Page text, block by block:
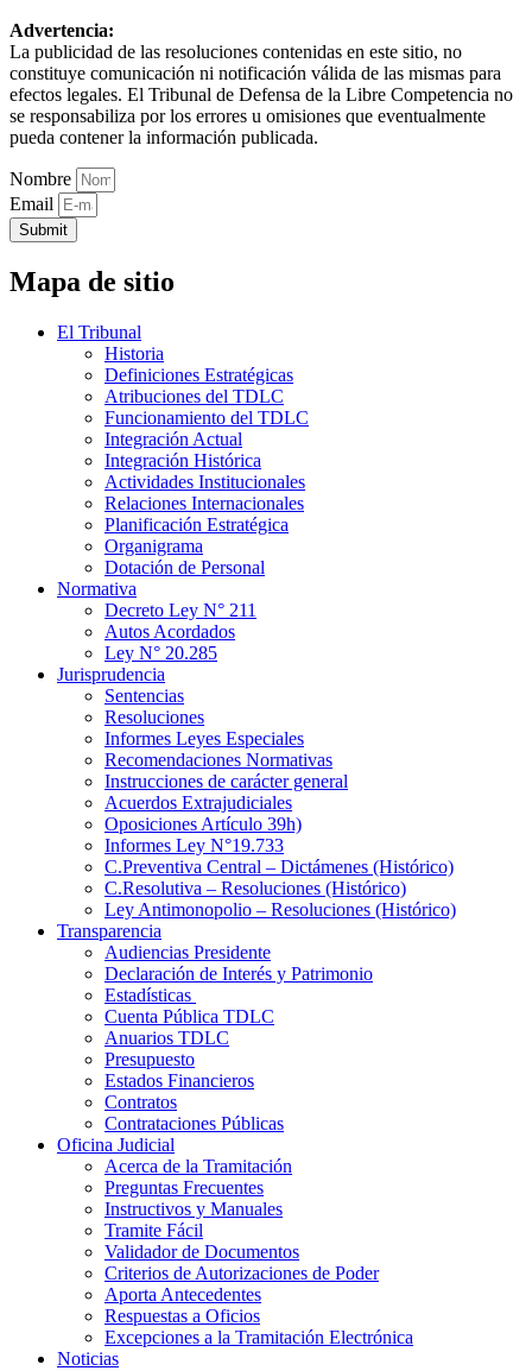
Advertencia:
La publicidad de las resoluciones contenidas en este sitio, no
constituye comunicación ni notificación válida de las mismas para
efectos legales. El Tribunal de Defensa de la Libre Competencia no
se responsabiliza por los errores u omisiones que eventualmente
pueda contener la información publicada.
Nombre
Email
Submit
Mapa de sitio
El Tribunal
Historia
Definiciones Estratégicas
Atribuciones del TDLC
Funcionamiento del TDLC
Integración Actual
Integración Histórica
Actividades Institucionales
Relaciones Internacionales
Planificación Estratégica
Organigrama
Dotación de Personal
Normativa
Decreto Ley N° 211
Autos Acordados
Ley N° 20.285
Jurisprudencia
Sentencias
Resoluciones
Informes Leyes Especiales
Recomendaciones Normativas
Instrucciones de carácter general
Acuerdos Extrajudiciales
Oposiciones Artículo 39h)
Informes Ley N°19.733
C.Preventiva Central – Dictámenes (Histórico)
C.Resolutiva – Resoluciones (Histórico)
Ley Antimonopolio – Resoluciones (Histórico)
Transparencia
Audiencias Presidente
Declaración de Interés y Patrimonio
Estadísticas
Cuenta Pública TDLC
Anuarios TDLC
Presupuesto
Estados Financieros
Contratos
Contrataciones Públicas
Oficina Judicial
Acerca de la Tramitación
Preguntas Frecuentes
Instructivos y Manuales
Tramite Fácil
Validador de Documentos
Criterios de Autorizaciones de Poder
Aporta Antecedentes
Respuestas a Oficios
Excepciones a la Tramitación Electrónica
Noticias